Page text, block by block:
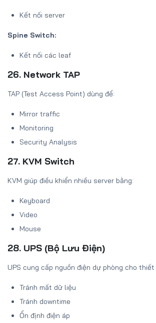
Kết nối server
Spine Switch:
Kết nối các leaf
26. Network TAP
TAP (Test Access Point) dùng để:
Mirror traffic
Monitoring
Security Analysis
27. KVM Switch
KVM giúp điều khiển nhiều server bằng:
Keyboard
Video
Mouse
28. UPS (Bộ Lưu Điện)
UPS cung cấp nguồn điện dự phòng cho thiết
Tránh mất dữ liệu
Tránh downtime
Ổn định điện áp